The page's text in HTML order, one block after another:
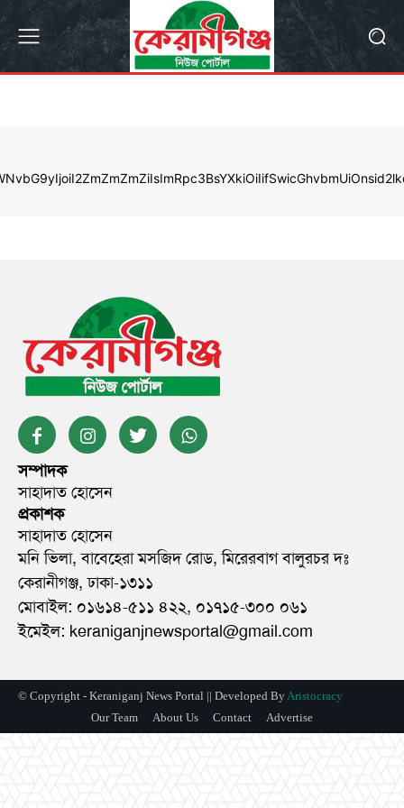
সম্পাদক
সাহাদাত হোসেন
প্রকাশক
সাহাদাত হোসেন
মনি ভিলা, বাবেহেরা মসজিদ রোড, মিরেরবাগ বালুরচর দঃ
কেরানীগঞ্জ, ঢাকা-১৩১১
মোবাইল: ০১৬১৪-৫১১ ৪২২, ০১৭১৫-৩০০ ০৬১
ইমেইল: keraniganjnewsportal@gmail.com
© Copyright - Keraniganj News Portal || Developed ByAristocracy
Our Team
About Us Contact Advertise